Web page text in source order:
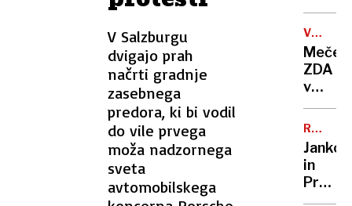
V Salzburgu
dvigajo prah
načrti gradnje
zasebnega
predora, ki bi vodil
do vile prvega
moža nadzornega
sveta
avtomobilskega
Ostal
je
brez
na
VOJNA
V
ZDA
v
med
Rusijo
in
puško
RUMENE
NOVICE
in
Predin
nista